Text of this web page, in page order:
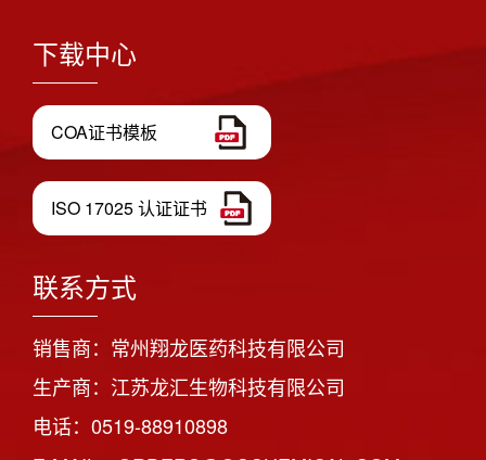
下载中心
COA证书模板
ISO 17025 认证证书
联系方式
销售商：常州翔龙医药科技有限公司
生产商：江苏龙汇生物科技有限公司
电话：0519-88910898